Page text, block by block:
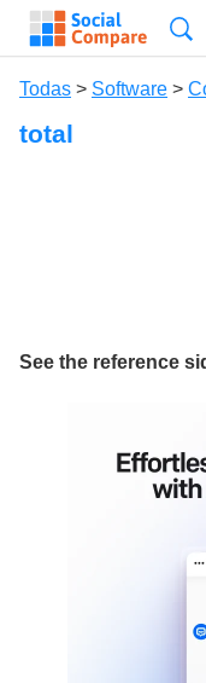
Todas > Software >
total
See the reference